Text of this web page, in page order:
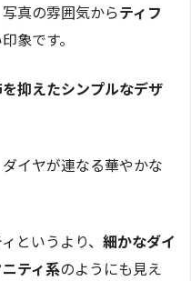
真の雰囲気からティフ
象です。
抑えたシンプルなデザ
イヤが連なる華やかな
というより、 細かなダイ
ティ系のようにも見え